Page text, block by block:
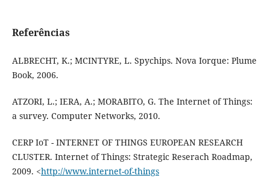
Referências
ALBRECHT, K.; MCINTYRE, L. Spychips. Nova Iorque: Plume
Book, 2006.
ATZORI, L.; IERA, A.; MORABITO, G. The Internet of Things:
a survey. Computer Networks, 2010.
CERP IoT - INTERNET OF THINGS EUROPEAN RESEARCH
CLUSTER. Internet of Things: Strategic Reserach Roadmap,
2009. <http://www.internet-of-things